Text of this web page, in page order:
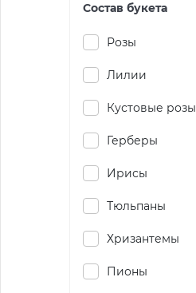
Состав букета
Розы
Лилии
Кустовые розы
Герберы
Ирисы
Тюльпаны
Хризантемы
Пионы